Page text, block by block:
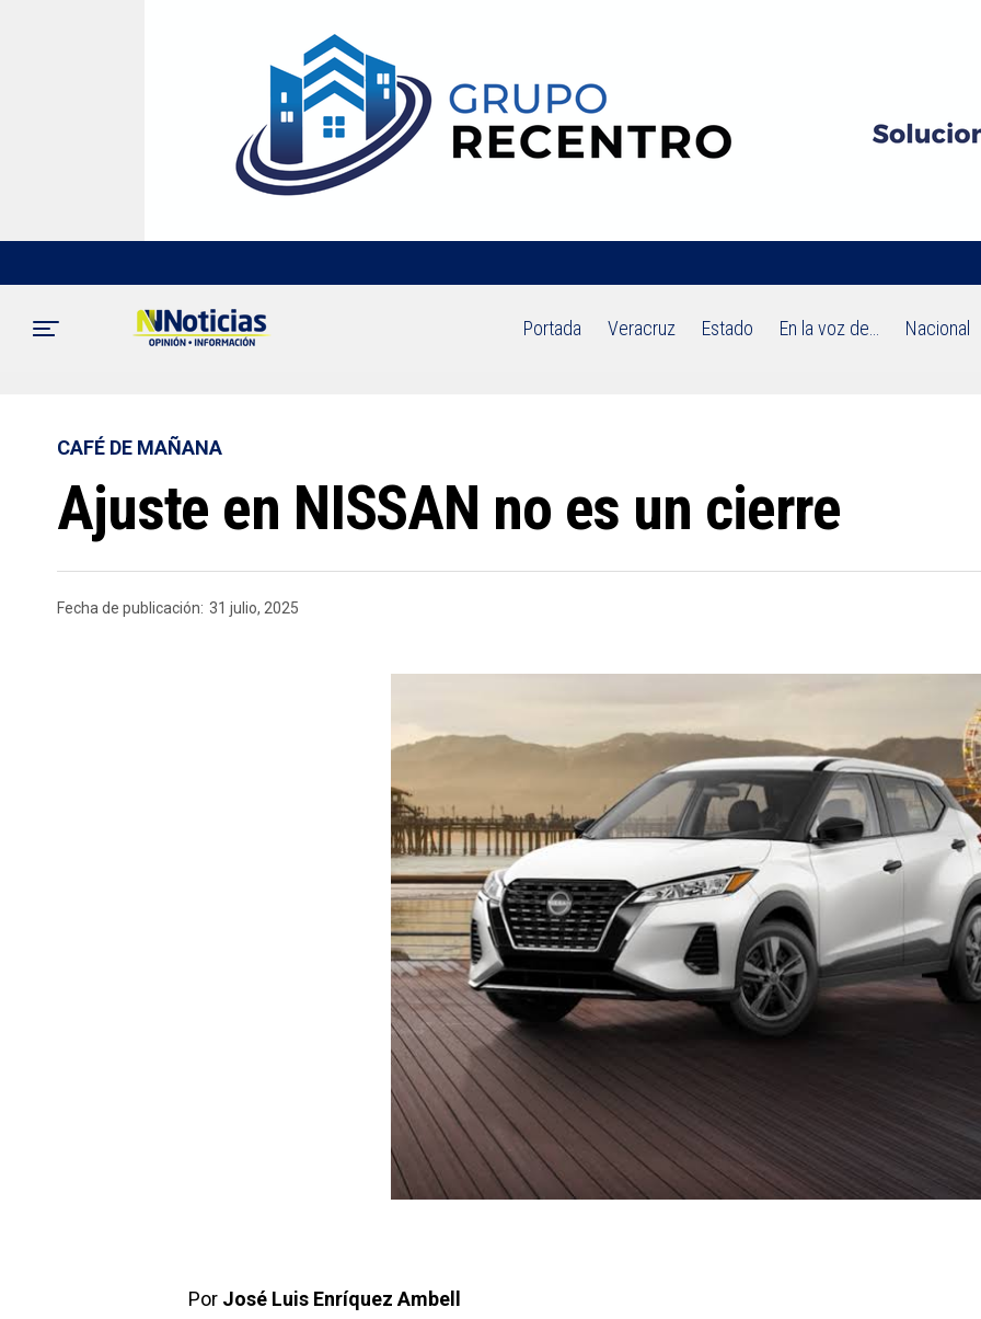
Portada Veracruz Estado En la voz de… Nacional
CAFÉ DE MAÑANA
Ajuste en NISSAN no es un cierre
Fecha de publicación: 31 julio, 2025
Por José Luis Enríquez Ambell